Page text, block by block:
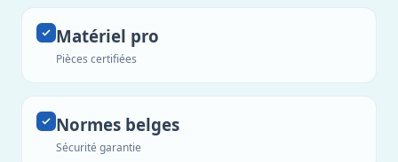
Matériel pro
Pièces certifiées
Normes belges
Sécurité garantie